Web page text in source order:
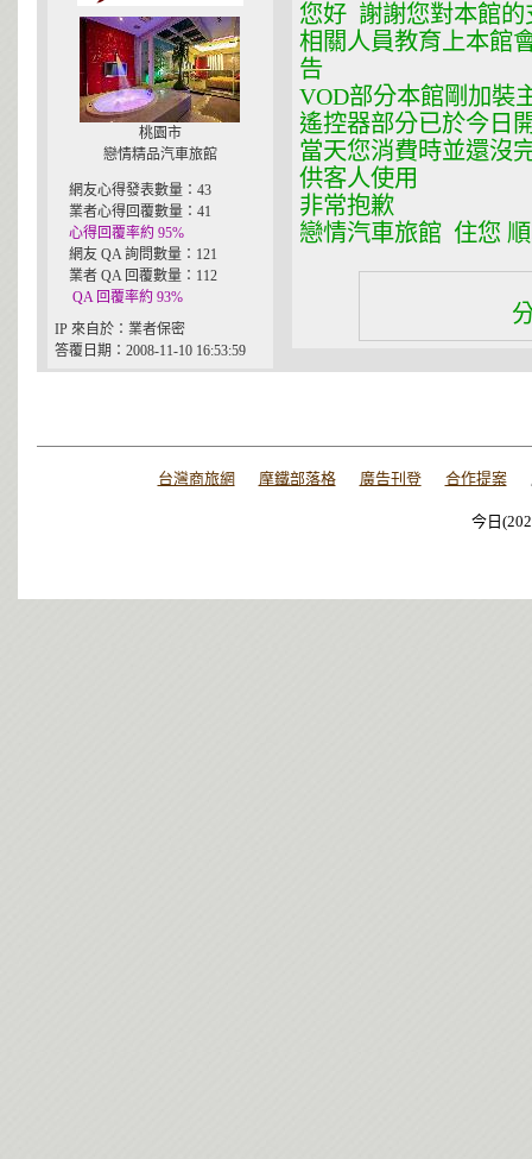
桃園市
戀情精品汽車旅館
網友心得發表數量：43
業者心得回覆數量：41
心得回覆率約 95%
網友 QA 詢問數量：121
業者 QA 回覆數量：112
QA 回覆率約 93%
IP 來自於：業者保密
答覆日期：2008-11-10 16:53:59
您好 謝謝您對本館
相關人員教育上本館
告
VOD部分本館剛加裝
遙控器部分已於今日
當天您消費時並還沒
供客人使用
非常抱歉
戀情汽車旅館 住您
台灣商旅網 摩鐵部落格 廣告刊登 合作提案
今日